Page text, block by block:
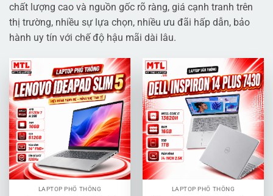
chất lượng cao và nguồn gốc rõ ràng, giá cạnh tranh trên
thị trường, nhiều sự lựa chọn, nhiều ưu đãi hấp dẫn, bảo
hành uy tín với chế độ hậu mãi dài lâu.
LAPTOP PHỔ THÔNG LAPTOP PHỔ THÔNG